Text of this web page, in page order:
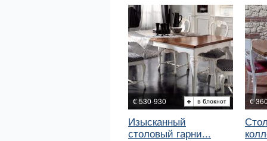
€ 530-930
Изысканный
столовый гарни...
€